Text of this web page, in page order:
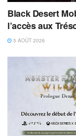
Black Desert
l’accès aux
5 AOÛT 2026